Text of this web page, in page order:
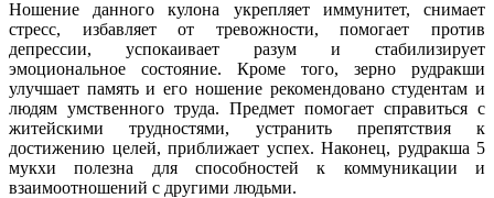
Ношение данного кулона укрепляет иммунитет, снимает
стресс, избавляет от тревожности, помогает против
депрессии, успокаивает разум и стабилизирует
эмоциональное состояние. Кроме того, зерно рудракши
улучшает память и его ношение рекомендовано студентам и
людям умственного труда. Предмет помогает справиться с
житейскими трудностями, устранить препятствия к
достижению целей, приближает успех. Наконец, рудракша 5
мукхи полезна для способностей к коммуникации и
взаимоотношений с другими людьми.